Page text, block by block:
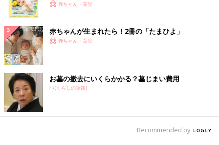
く！ おっぱい・ミルクの基本と夏のトラブル 解決テ
赤ちゃん・育児
赤ちゃんが生まれたら！2冊の「たまひよ」
赤ちゃん・育児
お墓の撤去にいくらかかる？墓じまい費用
PR(くらしの話題)
Recommended by